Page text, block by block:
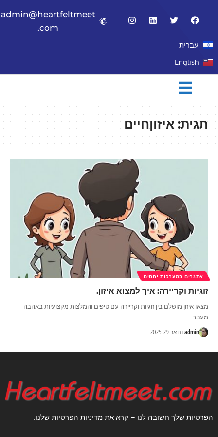
admin@heartfeltmeet
.com
עברית
English
תגית:איזוןחיים
אתגרים במערכות יחסים
זוגיות וקריירה: איך למצוא איזון.
מצאו איזון מושלם בין זוגיות וקריירה עם טיפים והמלצות מקצועיות באהבה
מעבר…
admin ינואר 29, 2025
הפרטיות שלך חשובה לנו – קרא את מדיניות הפרטיות שלנו.